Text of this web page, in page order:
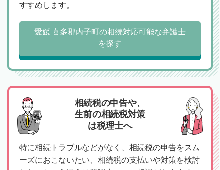
すすめします。
愛媛 喜多郡内子町の相続対応可能な弁護士
を探す
相続税の申告や、
生前の相続税対策
は税理士へ
特に相続トラブルなどがなく、相続税の申告をスム
ーズにおこないたい、相続税の支払いや対策を検討